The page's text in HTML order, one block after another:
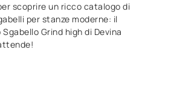
scoprire un ricco catalogo di
per stanze moderne: il
Sgabello Grind high di Devina